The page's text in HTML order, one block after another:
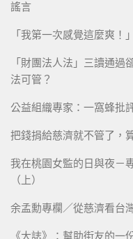
謠言
「我第一次感覺這麼爽
「財團法人法」三讀通
法可管？
公益組織專家：一窩蜂批
把錢捐給慈濟就不管了，
我在桃園女監的日與夜－
（上）
余孟勳專欄／從慈濟看台
《大誌》：幫助街友的一